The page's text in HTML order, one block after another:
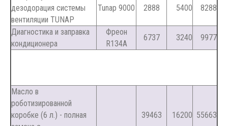
дезодорация системы
вентиляции TUNAP
Tunap 9000 2888 5400 8288
Диагностика и заправка
кондиционера
Фреон
R134A
6737 3240 9977
Масло в
роботизированной
коробке (6 л.) - полная
39463 16200 55663